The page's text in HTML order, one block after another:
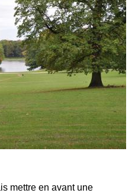
mettre en avant une